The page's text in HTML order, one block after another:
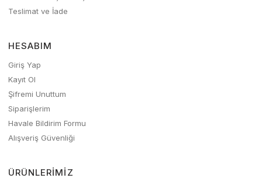
Teslimat ve İade
HESABIM
Giriş Yap
Kayıt Ol
Şifremi Unuttum
Siparişlerim
Havale Bildirim Formu
Alışveriş Güvenliği
ÜRÜNLERIMIZ